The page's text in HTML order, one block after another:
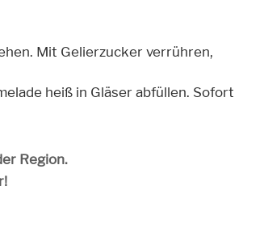
Mit Gelierzucker verrühren,
heiß in Gläser abfüllen. Sofort
Region.